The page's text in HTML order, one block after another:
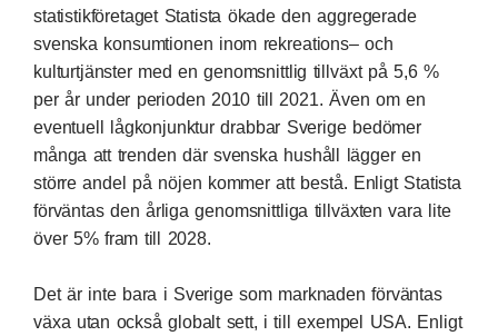
statistikföretaget Statista ökade den aggregerade
svenska konsumtionen inom rekreations– och
kulturtjänster med en genomsnittlig tillväxt på 5,6 %
per år under perioden 2010 till 2021. Även om en
eventuell lågkonjunktur drabbar Sverige bedömer
många att trenden där svenska hushåll lägger en
större andel på nöjen kommer att bestå. Enligt Statista
förväntas den årliga genomsnittliga tillväxten vara lite
över 5% fram till 2028.
Det är inte bara i Sverige som marknaden förväntas
växa utan också globalt sett, i till exempel USA. Enligt